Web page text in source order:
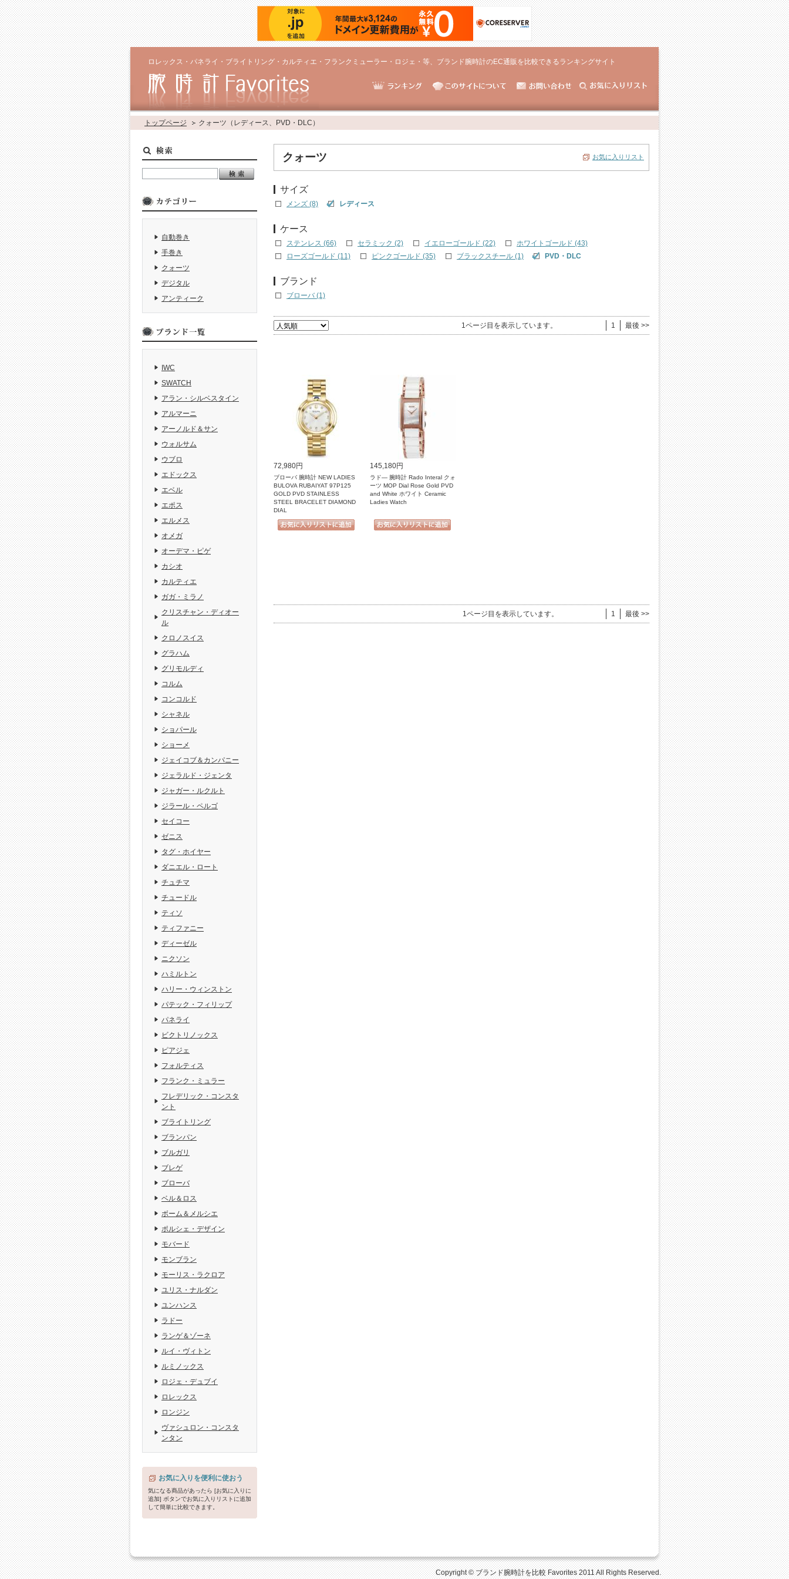
ロレックス・パネライ・ブライトリング・カルティエ・フランクミューラー・ロジェ・等、ブランド腕時計のEC通販を比較できるランキングサイト
トップページ クォーツ（レディース、PVD・DLC）
クォーツ お気に入りリスト
サイズ
メンズ (8) レディース
ケース
ステンレス (66) セラミック (2) イエローゴールド (22)
ホワイトゴールド (43)
ローズゴールド (11)
ピンクゴールド (35) ブラックスチール (1) PVD・DLC
ブランド
ブローバ (1)
1ページ目を表示しています。 1 最後 >>
72,980円 145,180円
ブローバ 腕時計 NEW LADIES
BULOVA RUBAIYAT 97P125
GOLD PVD STAINLESS
STEEL BRACELET DIAMOND
DIAL
ラド― 腕時計 Rado Interal クォ
ーツ MOP Dial Rose Gold PVD
and White ホワイト Ceramic
Ladies Watch
1ページ目を表示しています。 1 最後 >>
自動巻き
手巻き
クォーツ
デジタル
アンティーク
IWC
SWATCH
アラン・シルベスタイン
アルマーニ
アーノルド＆サン
ウォルサム
ウブロ
エドックス
エベル
エポス
エルメス
オメガ
オーデマ・ピゲ
カシオ
カルティエ
ガガ・ミラノ
クリスチャン・ディオー
ル
クロノスイス
グラハム
グリモルディ
コルム
コンコルド
シャネル
ショパール
ショーメ
ジェイコブ＆カンパニー
ジェラルド・ジェンタ
ジャガー・ルクルト
ジラール・ペルゴ
セイコー
ゼニス
タグ・ホイヤー
ダニエル・ロート
チュチマ
チュードル
ティソ
ティファニー
ディーゼル
ニクソン
ハミルトン
ハリー・ウィンストン
パテック・フィリップ
パネライ
ビクトリノックス
ピアジェ
フォルティス
フランク・ミュラー
フレデリック・コンスタ
ント
ブライトリング
ブランパン
ブルガリ
ブレゲ
ブローバ
ベル＆ロス
ボーム＆メルシエ
ポルシェ・デザイン
モバード
モンブラン
モーリス・ラクロア
ユリス・ナルダン
ユンハンス
ラドー
ランゲ＆ゾーネ
ルイ・ヴィトン
ルミノックス
ロジェ・デュブイ
ロレックス
ロンジン
ヴァシュロン・コンスタ
ンタン
お気に入りを便利に使おう
気になる商品があったら [お気に入りに
追加] ボタンでお気に入りリストに追加
して簡単に比較できます。
Copyright © ブランド腕時計を比較 Favorites 2011 All Rights Reserved.